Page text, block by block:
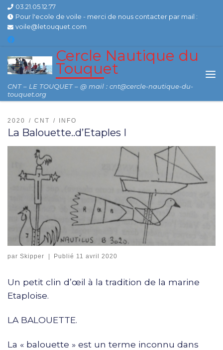
Skip to content
03.21.05.12.77
Pour l'ecole de voile - merci de nous contacter par mail :
voile@letouquet.com
Cercle Nautique du
Touquet
CNT – LE TOUQUET – @ mail : cnt@cercle-nautique-du-
touquet.org
2020 CNT INFO
La Balouette..d’Etaples I
par Skipper Publié 11 avril 2020
Un petit clin d’œil à la tradition de la marine
Etaploise.
LA BALOUETTE.
La « balouette » est un terme inconnu dans